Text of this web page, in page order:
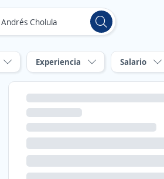
Experiencia Salario